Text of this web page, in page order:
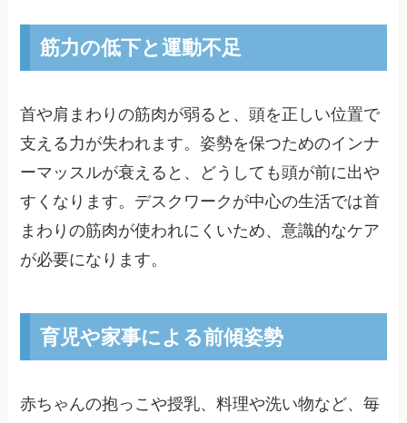
筋力の低下と運動不足
首や肩まわりの筋肉が弱ると、頭を正しい位置で
支える力が失われます。姿勢を保つためのインナ
ーマッスルが衰えると、どうしても頭が前に出や
すくなります。デスクワークが中心の生活では首
まわりの筋肉が使われにくいため、意識的なケア
が必要になります。
育児や家事による前傾姿勢
赤ちゃんの抱っこや授乳、料理や洗い物など、毎